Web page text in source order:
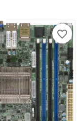
favorite_border